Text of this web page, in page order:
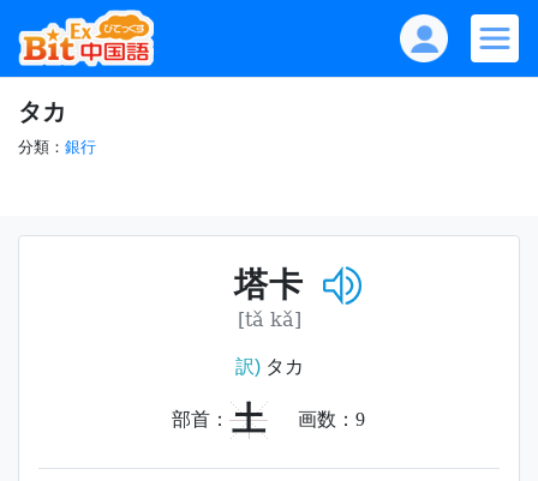
タカ
分類： 銀行
塔卡
[tǎ kǎ]
訳)タカ
部首： 土 画数： 9